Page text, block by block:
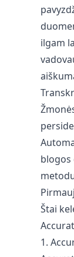
ilgam
blogos
Štai
1.